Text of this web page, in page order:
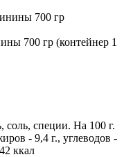
700 гр (контейнер 1
соль, специи. На 100 г.
- 9,4 г., углеводов -
ккал